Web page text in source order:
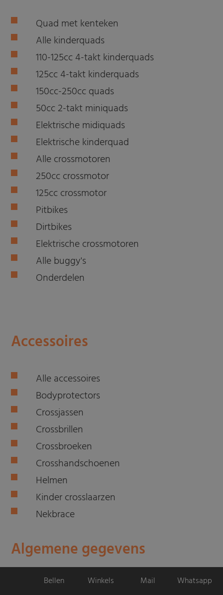
Quad met kenteken
Alle kinderquads
110-125cc 4-takt kinderquads
125cc 4-takt kinderquads
150cc-250cc quads
50cc 2-takt miniquads
Elektrische midiquads
Elektrische kinderquad
Alle crossmotoren
250cc crossmotor
125cc crossmotor
Pitbikes
Dirtbikes
Elektrische crossmotoren
Alle buggy's
Onderdelen
Accessoires
Alle accessoires
Bodyprotectors
Crossjassen
Crossbrillen
Crossbroeken
Crosshandschoenen
Helmen
Kinder crosslaarzen
Nekbrace
Algemene gegevens
Motorpromo.nl
Bellen Winkels Mail Whatsapp